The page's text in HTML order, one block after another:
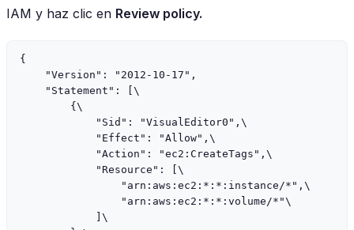
IAM y haz clic en Review policy.
{
    "Version": "2012-10-17",
    "Statement": [\
        {\
            "Sid": "VisualEditor0",\
            "Effect": "Allow",\
            "Action": "ec2:CreateTags",\
            "Resource": [\
                "arn:aws:ec2:*:*:instance/*",\
                "arn:aws:ec2:*:*:volume/*"\
            ]\